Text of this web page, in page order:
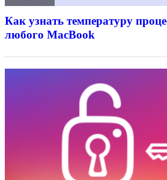
Как узнать температуру
любого MacBook